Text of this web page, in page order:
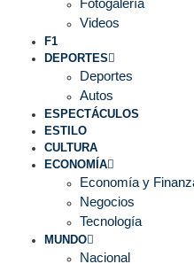
Fotogalería
Videos
F1
DEPORTES
Deportes
Autos
ESPECTÁCULOS
ESTILO
CULTURA
ECONOMÍA
Economía y
Negocios
Tecnología
MUNDO
Nacional